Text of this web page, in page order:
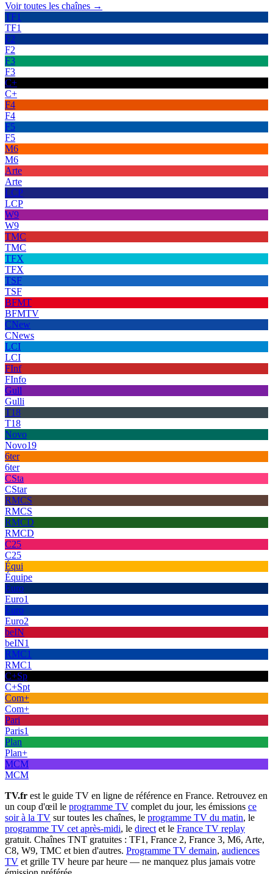
Voir toutes les chaînes →
TF1
TF1
F2
F2
F3
F3
C+
C+
F4
F4
F5
F5
M6
M6
Arte
Arte
LCP
LCP
W9
W9
TMC
TMC
TFX
TFX
TSF
TSF
BFMT
BFMTV
CNew
CNews
LCI
LCI
FInf
FInfo
Gull
Gulli
T18
T18
Novo
Novo19
6ter
6ter
CSta
CStar
RMCS
RMCS
RMCD
RMCD
C25
C25
Équi
Équipe
Euro
Euro1
Euro
Euro2
beIN
beIN1
RMC1
RMC1
C+Sp
C+Spt
Com+
Com+
Pari
Paris1
Plan
Plan+
MCM
MCM
TV.fr est le guide TV en ligne de référence en France. Retrouvez en
un coup d'œil le programme TV complet du jour, les émissions ce
soir à la TV sur toutes les chaînes, le programme TV du matin, le
programme TV cet après-midi, le direct et le France TV replay
gratuit. Chaînes TNT gratuites : TF1, France 2, France 3, M6, Arte,
C8, W9, TMC et bien d'autres. Programme TV demain, audiences
TV et grille TV heure par heure — ne manquez plus jamais votre